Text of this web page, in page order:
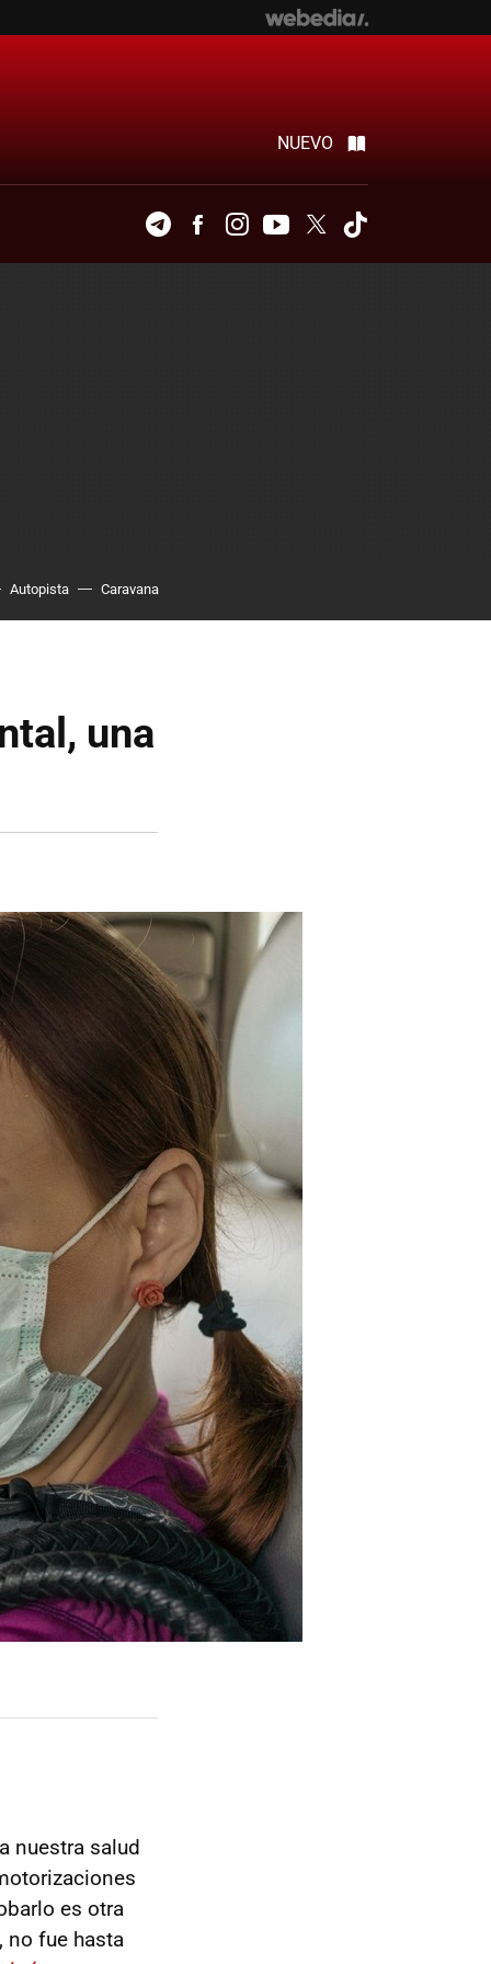
NUEVO
TelegramFacebookInstagramYoutubeTwitter
Autopista Caravana
una
nuestra salud
es otra
no fue hasta